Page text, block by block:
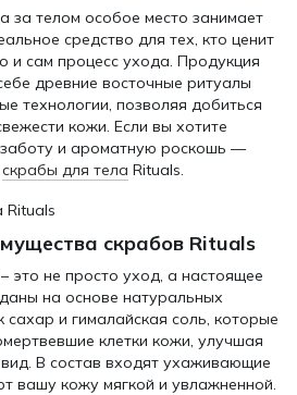
за телом особое место занимает
средство для тех, кто ценит
и сам процесс ухода. Продукция
древние восточные ритуалы
технологии, позволяя добиться
кожи. Если вы хотите
и ароматную роскошь —
скрабы для тела Rituals.
скрабов Rituals
это не просто уход, а настоящее
на основе натуральных
сахар и гималайская соль, которые
клетки кожи, улучшая
В состав входят ухаживающие
вашу кожу мягкой и увлажненной.